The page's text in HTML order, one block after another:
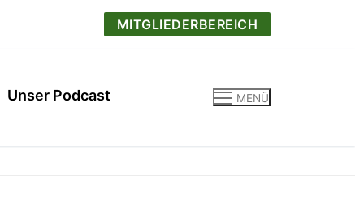
MITGLIEDERBEREICH
Unser Podcast MENÜ